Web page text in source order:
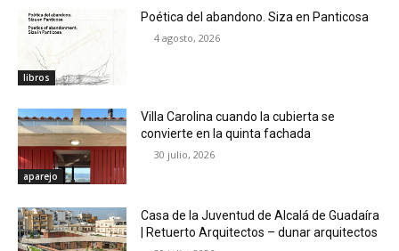
libros
Poética del abandono. Siza en Panticosa
4 agosto, 2026
aparejo
Villa Carolina cuando la cubierta se
convierte en la quinta fachada
30 julio, 2026
Casa de la Juventud de Alcalá de Guadaíra
| Retuerto Arquitectos – dunar arquitectos